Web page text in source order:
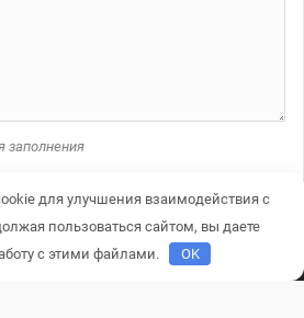
заполнения
для улучшения взаимодействия с
пользоваться сайтом, вы даете
с этими файлами.
OK